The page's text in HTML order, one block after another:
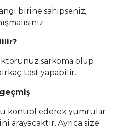
birine sahipseniz,
sarkoma olup
test yapabilir.
kontrol ederek yumrular
arayacaktır. Ayrıca size